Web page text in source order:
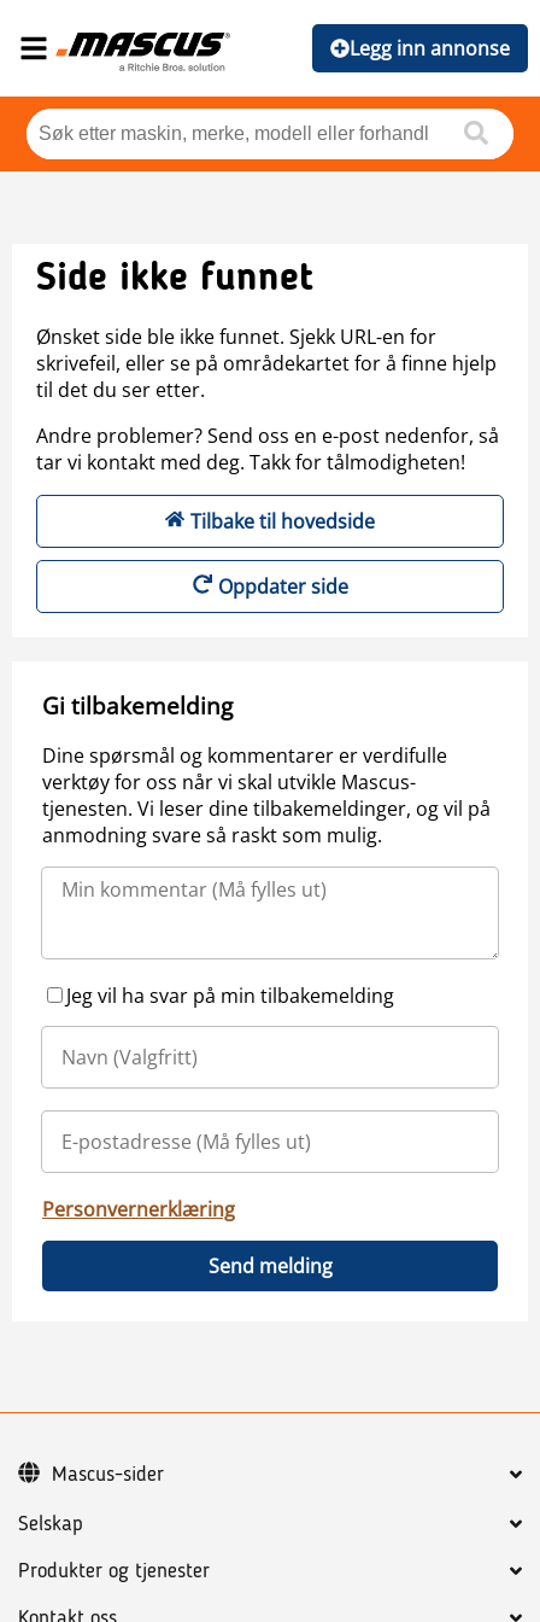
Legg inn annonse
Side ikke funnet
Ønsket side ble ikke funnet. Sjekk URL-en for
skrivefeil, eller se på områdekartet for å finne hjelp
til det du ser etter.
Andre problemer? Send oss en e-post nedenfor, så
tar vi kontakt med deg. Takk for tålmodigheten!
Tilbake til hovedside
Oppdater side
Gi tilbakemelding
Dine spørsmål og kommentarer er verdifulle
verktøy for oss når vi skal utvikle Mascus-
tjenesten. Vi leser dine tilbakemeldinger, og vil på
anmodning svare så raskt som mulig.
Jeg vil ha svar på min tilbakemelding
Personvernerklæring
Send melding
Selskap
Produkter og tjenester
Mascus-sider